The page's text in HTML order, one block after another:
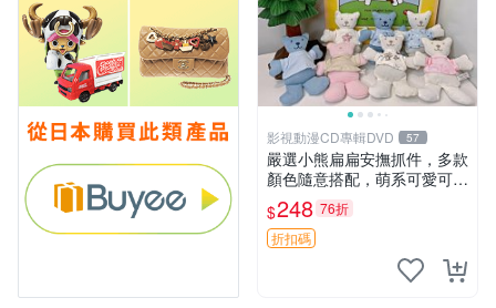
影視動漫CD專輯DVD 57
嚴選小熊扁扁安撫抓件，多款
顏色隨意搭配，萌系可愛可改
掛件 小熊安撫抓件 憶記 抓繩
孩童掛件
$248 76折
折扣碼